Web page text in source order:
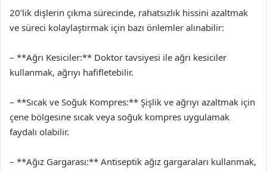
20’lik dişlerin çıkma sürecinde, rahatsızlık hissini azaltmak
ve süreci kolaylaştırmak için bazı önlemler alınabilir:
– **Ağrı Kesiciler:** Doktor tavsiyesi ile ağrı kesiciler
kullanmak, ağrıyı hafifletebilir.
– **Sıcak ve Soğuk Kompres:** Şişlik ve ağrıyı azaltmak için
çene bölgesine sıcak veya soğuk kompres uygulamak
faydalı olabilir.
– **Ağız Gargarası:** Antiseptik ağız gargaraları kullanmak,